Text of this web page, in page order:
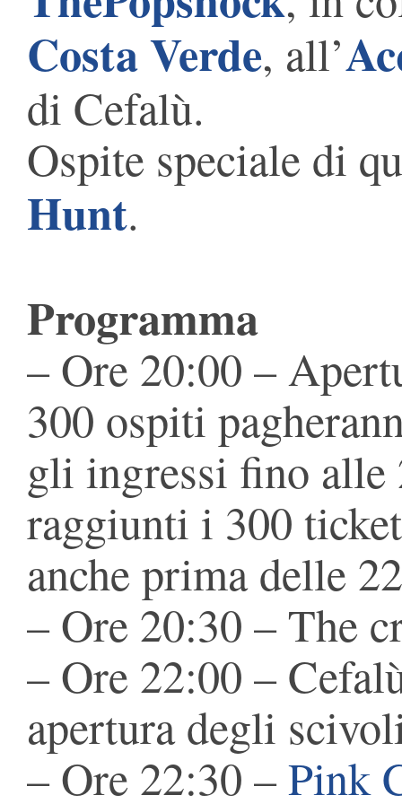
Costa Verde, all’
di Cefalù.
Ospite speciale di
Hunt.
Programma
– Ore 20:00 –
300 ospiti
gli ingressi fino alle
raggiunti i 300
anche prima delle
– Ore 20:30 – The
– Ore 22:00 –
apertura degli
– Ore 22:30 –Pink